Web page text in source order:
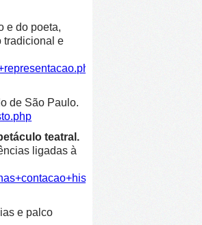
e do poeta,
tradicional e
de São Paulo.
teatral.
ligadas à
e palco